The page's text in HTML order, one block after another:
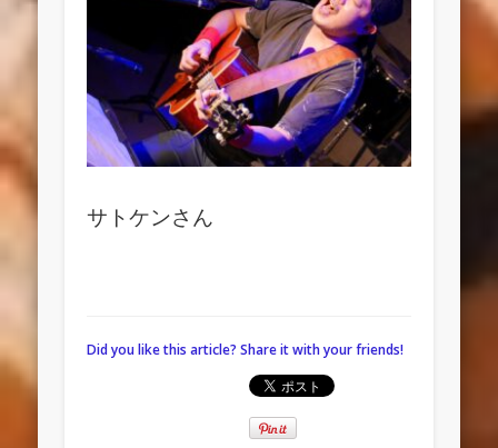
サトケンさん
Did you like this article? Share it with your friends!